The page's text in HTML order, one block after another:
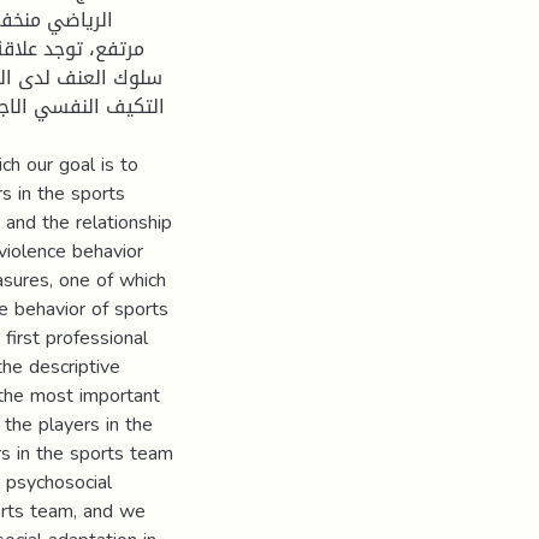
الرياضي
مرتفع، توجد
سلوك العنف لدى
our goal is to
in the sports
the relationship
behavior
one of which
behavior of sports
professional
descriptive
most important
players in the
in the sports team
team, and we